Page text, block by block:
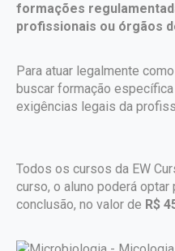
formações
profissionais ou órgãos
Para atuar legalmente
buscar formação
exigências legais da
Todos os cursos da EW
curso, o aluno poderá
conclusão, no valor de R$